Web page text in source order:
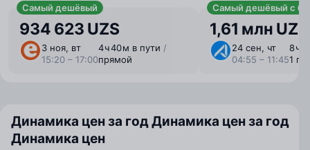
Самый дешёвый
934 623 UZS
3 ноя, вт
15:20 – 17:00
4 ⁠ч 40 ⁠м в пути /
прямой
Самый дешёвый с
1,61 млн UZS
24 сен, чт
04:55 – 11:45
8 ⁠ч
1
Динамика цен за годДинамика цен за год
Динамика цен